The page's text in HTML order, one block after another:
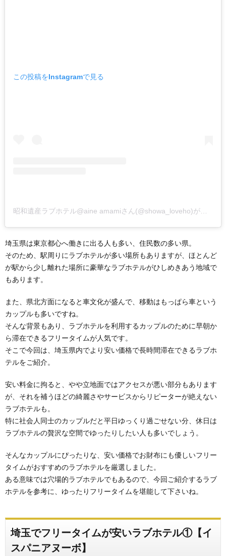
この投稿をInstagramで見る
埼玉県は東京都心へ働きに出る人も多い、住民数の多い県。
そのため、駅周りにラブホテルが多い場所もありますが、ほとんど
が駅から少し離れた場所に豪華なラブホテルがひしめきあう地域で
もあります。
また、県北方面になると車文化が盛んで、移動はもっぱら車という
カップルも多いですね。
そんな背景もあり、ラブホテルを利用するカップルのために早朝か
ら滞在できるフリータイムが人気です。
そこで今回は、埼玉県内でより安い価格で長時間滞在できるラブホ
テルをご紹介。
安い料金に拘ると、やや立地面ではアクセスが悪い部分もあります
が、それを補うほどの綺麗さやサービスからリピーターが絶えない
ラブホテルも。
特に社会人同士のカップルだと平日ゆっくり過ごせない分、休日は
ラブホテルの贅沢な空間でゆったりしたい人も多いでしょう。
そんなカップルにぴったりな、安い価格でお財布にも優しいフリー
タイムがおすすめのラブホテルを厳選しました。
ある意味では穴場的ラブホテルでもあるので、今回ご紹介するラブ
ホテルを参考に、ゆったりフリータイムを堪能して下さいね。
埼玉でフリータイムが安いラブホテル①【イ
スパニアヌーボ】